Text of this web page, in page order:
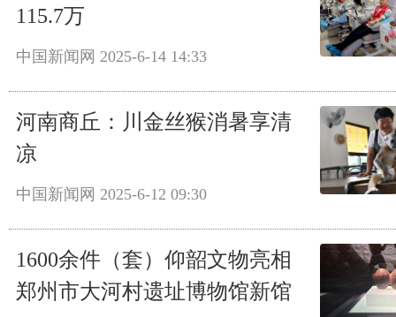
115.7万
中国新闻网 2025-6-14 14:33
河南商丘：川金丝猴消暑享清
凉
中国新闻网 2025-6-12 09:30
1600余件（套）仰韶文物亮相
郑州市大河村遗址博物馆新馆